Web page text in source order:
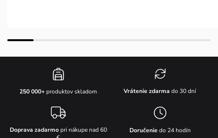
250 000+ produktov skladom Vrátenie zdarma do 30 dní
Doprava zadarmopri nákupe nad 60
Doručenie do 24 hodín